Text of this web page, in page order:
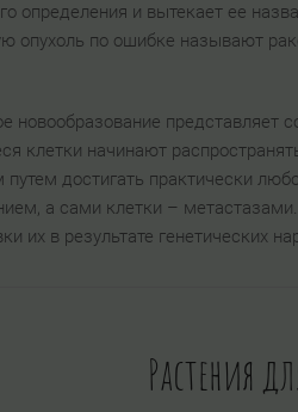
определения и вытекает ее
опухоль по ошибке называют
новообразование представляет
клетки начинают
достигать практически
а сами клетки –
их в результате генетических
Растения